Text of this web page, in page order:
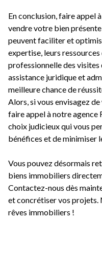
En conclusion, faire appel
vendre votre bien
peuvent faciliter et
expertise, leurs
professionnelle des visites
assistance juridique et
meilleure chance de
Alors, si vous envisagez
faire appel à notre
choix judicieux qui vous
bénéfices et de minimiser
Vous pouvez désormais
biens immobiliers
Contactez-nous dès
et concrétiser vos projets.
rêves immobiliers !